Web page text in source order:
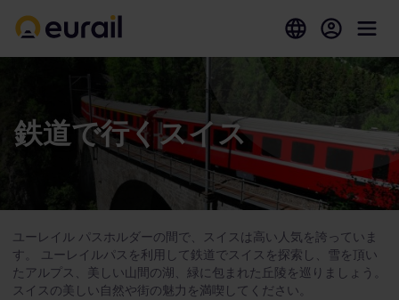
鉄道で行くスイス
ユーレイル パスホルダーの間で、スイスは高い人気を誇っていま
す。 ユーレイルパスを利用して鉄道でスイスを探索し、雪を頂い
たアルプス、美しい山間の湖、緑に包まれた丘陵を巡りましょう。
スイスの美しい自然や街の魅力を満喫してください。